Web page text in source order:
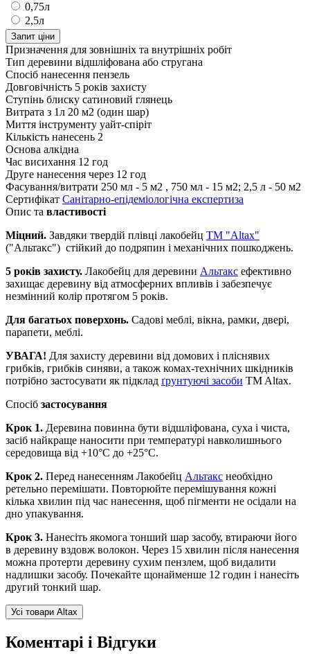
0,75л
2,5л
Запит ціни
Призначення для зовнішніх та внутрішніх робіт
Тип деревини відшліфована або стругана
Спосіб нанесення пензель
Довговічність 5 років захисту
Ступінь блиску сатиновий глянець
Витрата з 1л 20 м2 (один шар)
Миття інструменту уайт-спіріт
Кількість нанесень 2
Основа алкідна
Час висихання 12 год
Друге нанесення через 12 год
Фасування/витрати 250 мл - 5 м2 , 750 мл - 15 м2; 2,5 л - 50 м2
Сертифікат Санітарно-епідеміологічна експертиза
Опис та властивості
Міцний. Завдяки твердій плівці лакобейц TM "Altax"
("Альтакс") стійкий до подряпин і механічних пошкоджень.
5 років захисту. Лакобейц для деревини Альтакс ефективно
захищає деревину від атмосферних впливів і забезпечує
незмінний колір протягом 5 років.
Для багатьох поверхонь. Садові меблі, вікна, рамки, двері,
парапети, меблі.
УВАГА! Для захисту деревини від домових і пліснявих
грибків, грибків синяви, а також комах-технічних шкідників
потрібно застосувати як підклад ґрунтуючі засоби TM Altax.
Спосіб застосування
Крок 1. Деревина повинна бути відшліфована, суха і чиста,
засіб найкраще наносити при температурі навколишнього
середовища від +10°С до +25°С.
Крок 2. Перед нанесенням Лакобейц Альтакс необхідно
ретельно перемішати. Повторюйте перемішування кожні
кілька хвилин під час нанесення, щоб пігменти не осідали на
дно упакування.
Крок 3. Нанесіть якомога тонший шар засобу, втираючи його
в деревину вздовж волокон. Через 15 хвилин після нанесення
можна протерти деревину сухим пензлем, щоб видалити
надлишки засобу. Почекайте щонайменше 12 годин і нанесіть
другий тонкий шар.
Усі товари Altax
Коментарі і Відгуки